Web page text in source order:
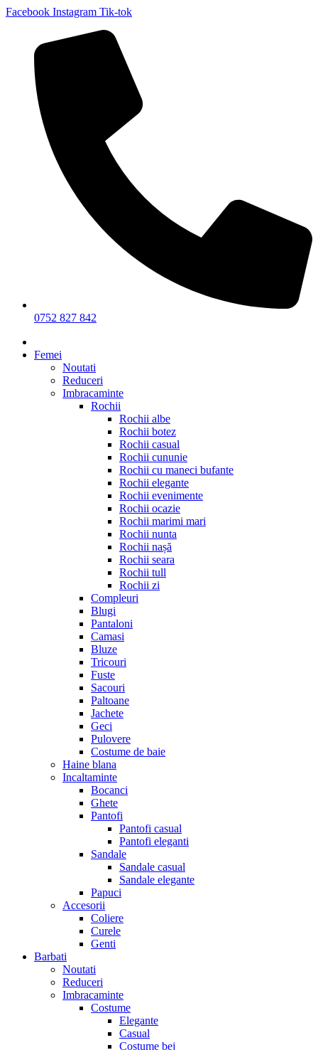
Facebook Instagram Tik-tok
0752 827 842
Femei
Noutati
Reduceri
Imbracaminte
Rochii
Rochii albe
Rochii botez
Rochii casual
Rochii cununie
Rochii cu maneci bufante
Rochii elegante
Rochii evenimente
Rochii ocazie
Rochii marimi mari
Rochii nunta
Rochii nașă
Rochii seara
Rochii tull
Rochii zi
Compleuri
Blugi
Pantaloni
Camasi
Bluze
Tricouri
Fuste
Sacouri
Paltoane
Jachete
Geci
Pulovere
Costume de baie
Haine blana
Incaltaminte
Bocanci
Ghete
Pantofi
Pantofi casual
Pantofi eleganti
Sandale
Sandale casual
Sandale elegante
Papuci
Accesorii
Coliere
Curele
Genti
Barbati
Noutati
Reduceri
Imbracaminte
Costume
Elegante
Casual
Costume bej